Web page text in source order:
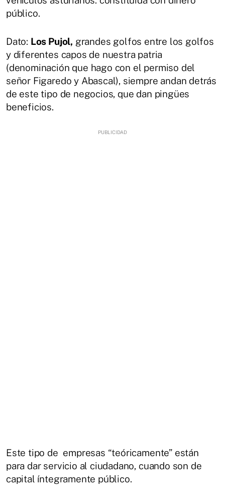
público.
Dato: Los Pujol, grandes golfos entre los golfos
y diferentes capos de nuestra patria
(denominación que hago con el permiso del
señor Figaredo y Abascal), siempre andan detrás
de este tipo de negocios, que dan pingües
beneficios.
Este tipo de empresas “teóricamente” están
para dar servicio al ciudadano, cuando son de
capital íntegramente público.